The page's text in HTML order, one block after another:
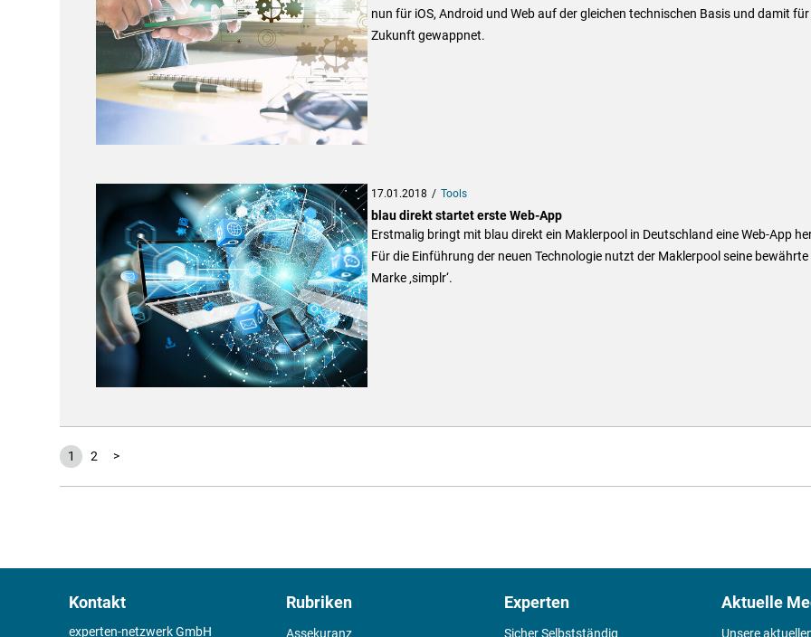
nun für iOS, Android und Web auf der gleichen technischen Basis und damit für
Zukunft gewappnet.
17.01.2018 Tools
blau direkt startet erste Web-App
Erstmalig bringt mit blau direkt ein Maklerpool in Deutschland eine Web-App
Für die Einführung der neuen Technologie nutzt der Maklerpool seine bewährte
Marke ‚simplr‘.
1 2 >
Kontakt
experten-netzwerk GmbH
Rubriken
Assekuranz
Experten
Sicher Selbstständig
Aktuelle
Unsere